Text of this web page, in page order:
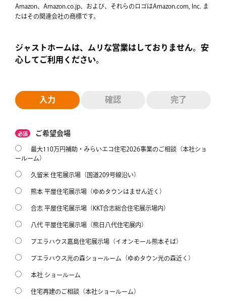
Amazon、Amazon.co.jp、および、それらのロゴはAmazon.com, Inc. ま
たはその関連会社の商標です。
ジャストホームは、ムリな営業はしておりません。安
心してご利用ください。
入力 確認 完了
必須 ご希望会場
最大110万円補助・みらいエコ住宅2026事業のご相談（本社ショ
ールーム）
久留米 住宅展示場（国道209号線沿い）
熊本 平屋住宅展示場（ゆめタウンはません近く）
合志 平屋住宅展示場（KKT合志総合住宅展示場内）
八代 平屋住宅展示場（熊日八代住宅展内）
ブエラハウス嘉島住宅展示場（イオンモール熊本そば）
ブエラハウス光の森ショールーム（ゆめタウン光の森近く）
本社 ショールーム
住宅再建のご相談（本社ショールーム）